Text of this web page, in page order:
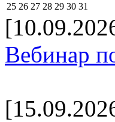
25 26 27 28 29 30 31
Вебинар